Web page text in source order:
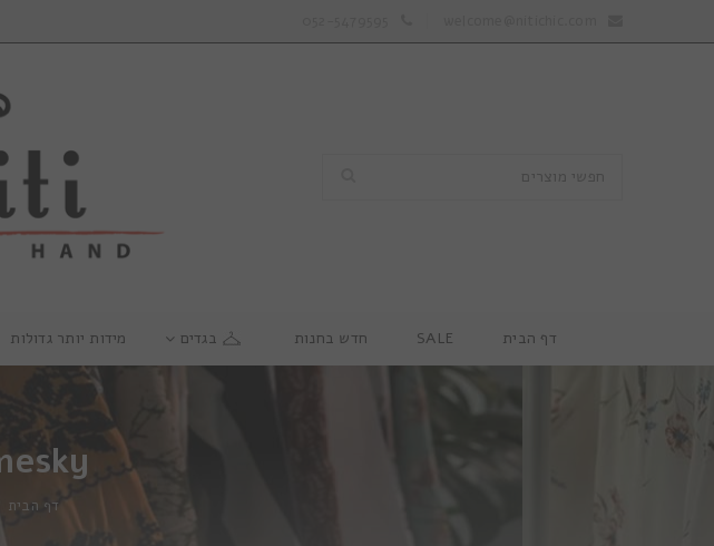
דף הבית SALE חדש בחנות בגדים מידות יותר גדולות
דף הבית